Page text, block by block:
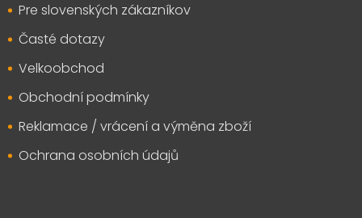
Pre slovenských zákazníkov
Časté dotazy
Velkoobchod
Obchodní podmínky
Reklamace / vrácení a výměna zboží
Ochrana osobních údajů